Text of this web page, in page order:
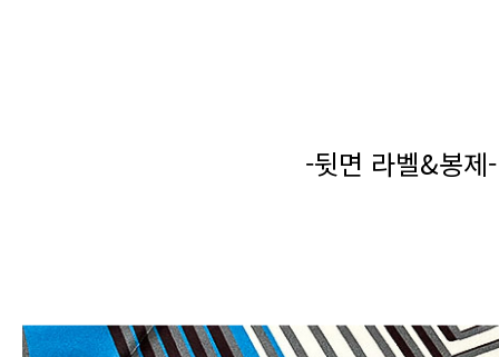
-뒷면 라벨&봉제-